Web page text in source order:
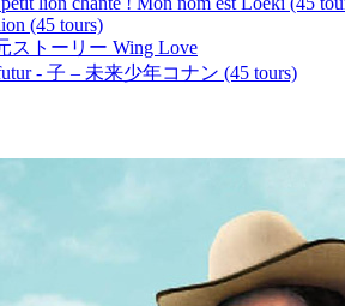
(45 tours)
ストーリー Wing Love
- 子 – 未来少年コナン (45 tours)